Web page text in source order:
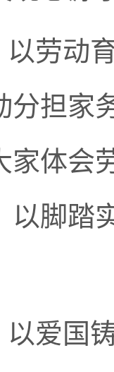
劳动
分担家
家体会
以脚踏
以爱国